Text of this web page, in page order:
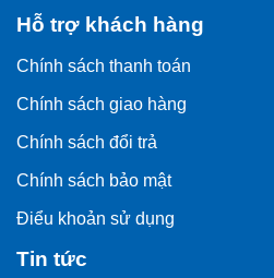
Hỗ trợ khách hàng
Chính sách thanh toán
Chính sách giao hàng
Chính sách đổi trả
Chính sách bảo mật
Điểu khoản sử dụng
Tin tức